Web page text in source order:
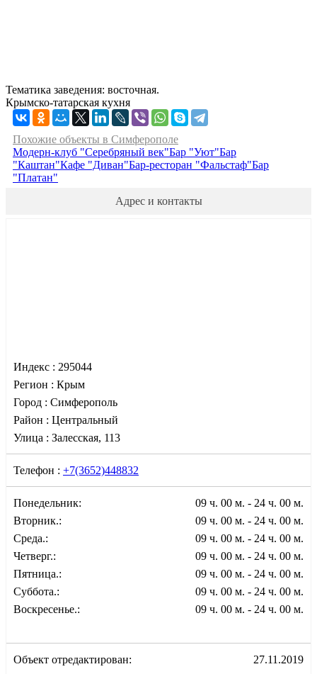
Тематика заведения: восточная.
Крымско-татарская кухня
Похожие объекты в Симферополе
Модерн-клуб "Серебряный век"Бар "Уют"Бар
"Каштан"Кафе "Диван"Бар-ресторан "Фальстаф"Бар
"Платан"
Адрес и контакты
Индекс : 295044
Регион : Крым
Город : Симферополь
Район : Центральный
Улица : Залесская, 113
Телефон : +7(3652)448832
Понедельник:
09 ч. 00 м. - 24 ч. 00 м.
Вторник.:
09 ч. 00 м. - 24 ч. 00 м.
Среда.:
09 ч. 00 м. - 24 ч. 00 м.
Четверг.:
09 ч. 00 м. - 24 ч. 00 м.
Пятница.:
09 ч. 00 м. - 24 ч. 00 м.
Суббота.:
09 ч. 00 м. - 24 ч. 00 м.
Воскресенье.:
09 ч. 00 м. - 24 ч. 00 м.
Объект отредактирован: 27.11.2019